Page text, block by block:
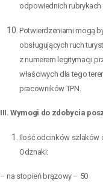
odpowiednich rubrykach
Potwierdzeniami mogą
obsługujących ruch
z numerem legitymacji
właściwych dla tego
pracowników TPN.
III. Wymogi do zdobycia
Ilość odcinków szlaków
Odznaki:
– na stopień brązowy – 50